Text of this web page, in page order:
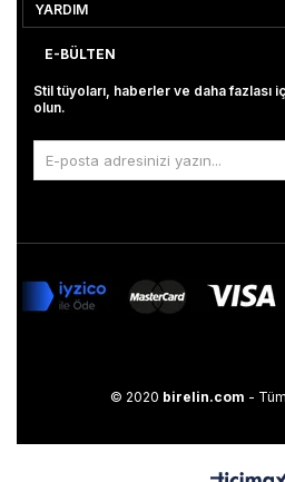
YARDIM
E-BÜLTEN
Stil tüyoları, haberler ve daha fazlası
olun.
© 2020 birelin.com -